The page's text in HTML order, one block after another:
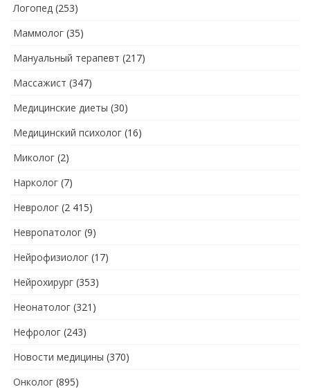
Логопед (253)
Маммолог (35)
Мануальный терапевт (217)
Массажист (347)
Медицинские диеты (30)
Медицинский психолог (16)
Миколог (2)
Нарколог (7)
Невролог (2 415)
Невропатолог (9)
Нейрофизиолог (17)
Нейрохирург (353)
Неонатолог (321)
Нефролог (243)
Новости медицины (370)
Онколог (895)